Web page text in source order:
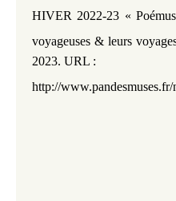
HIVER 2022-23 «
voyageuses & leurs
2023. URL :
http://